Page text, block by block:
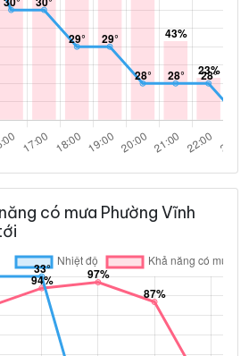
có mưa Phường Vĩnh